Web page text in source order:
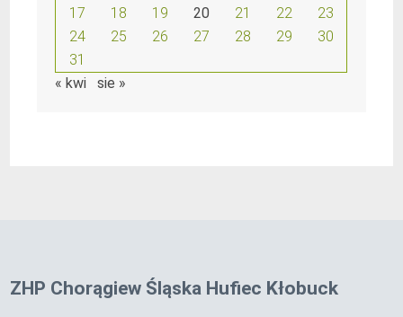
17
18 19 20 21 22
23
24
25 26 27 28 29
30
31
« kwi
sie »
ZHP Chorągiew Śląska Hufiec Kłobuck